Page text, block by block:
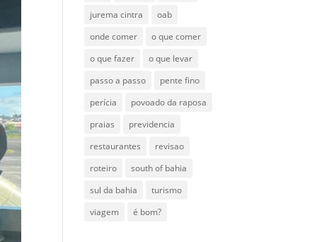
jurema cintra
oab
onde comer
o que comer
o que fazer
o que levar
passo a passo
pente fino
perícia
povoado da raposa
praias
previdencia
restaurantes
revisao
roteiro
south of bahia
sul da bahia
turismo
viagem
é bom?